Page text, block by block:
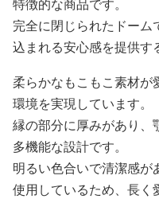
特徴的な商品です。
完全に閉じられたドーム
込まれる安心感を提供す
柔らかなもこもこ素材が
環境を実現しています。
縁の部分に厚みがあり、
多機能な設計です。
明るい色合いで清潔感が
使用しているため、長く